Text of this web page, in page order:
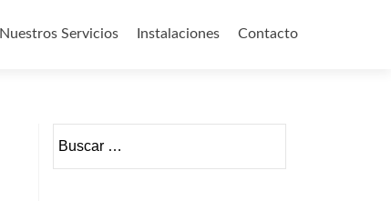
Nuestros Servicios Instalaciones Contacto